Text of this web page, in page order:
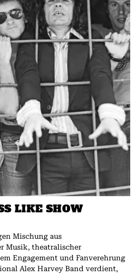
LIKE SHOW
Mischung aus
Musik, theatralischer
Engagement und Fanverehrung
Alex Harvey Band verdient,